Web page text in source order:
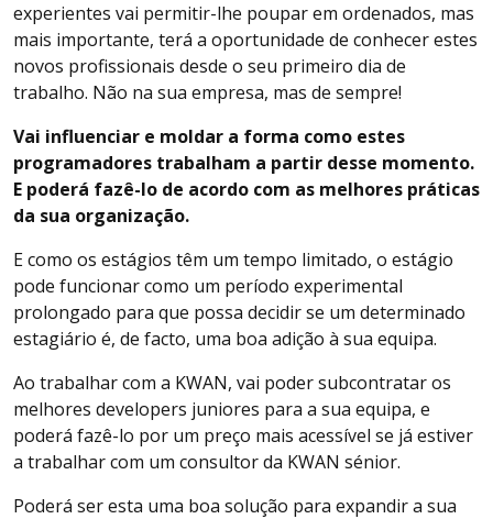
experientes vai permitir-lhe poupar em ordenados, mas
mais importante, terá a oportunidade de conhecer estes
novos profissionais desde o seu primeiro dia de
trabalho. Não na sua empresa, mas de sempre!
Vai influenciar e moldar a forma como estes
programadores trabalham a partir desse momento.
E poderá fazê-lo de acordo com as melhores práticas
da sua organização.
E como os estágios têm um tempo limitado, o estágio
pode funcionar como um período experimental
prolongado para que possa decidir se um determinado
estagiário é, de facto, uma boa adição à sua equipa.
Ao trabalhar com a KWAN, vai poder subcontratar os
melhores developers juniores para a sua equipa, e
poderá fazê-lo por um preço mais acessível se já estiver
a trabalhar com um consultor da KWAN sénior.
Poderá ser esta uma boa solução para expandir a sua